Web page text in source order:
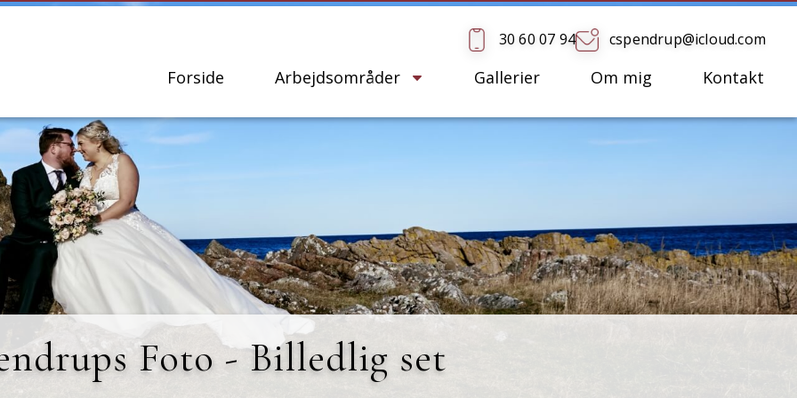
30 60 07 94 cspendrup@icloud.com
Forside Arbejdsområder Gallerier Om mig Kontakt
Foto - Billedlig set